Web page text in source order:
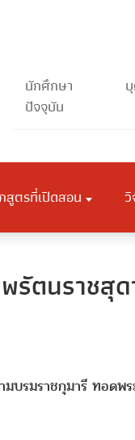
นักศึกษา
ปัจจุบัน
สูตรที่เปิดสอน
รัตนราชสุ
บรมราชกุมารี ทอด